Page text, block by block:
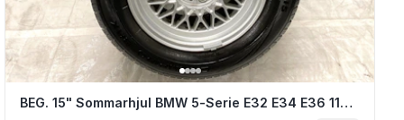
BEG. 15" Sommarhjul BMW 5-Serie E32
BEG. 15" Sommarhjul BMW 5-Serie E32 E34 E36 1179774 5x120 7x15 ET20 74.1 + 225/60 R15